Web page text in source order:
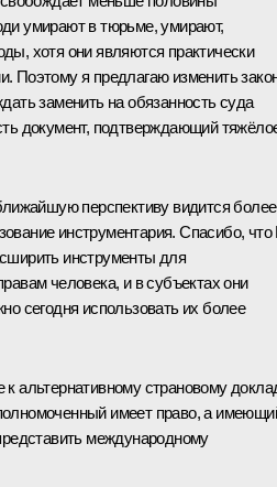
умирают в тюрьме, умирают,
хотя они являются практически
Поэтому я предлагаю изменить
заменить на обязанность суда
документ, подтверждающий
перспективу видится более
инструментария. Спасибо,
инструменты для
человека, и в субъектах они
сегодня использовать их более
альтернативному страновому
имеет право, а
международному